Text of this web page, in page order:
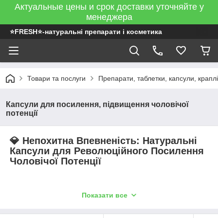
Актуальные цены и срок доставки уточняйте у
менеджера
⭐FRESH⭐-натуральні препарати і косметика
Товари та послуги Препарати, таблетки, капсули,
Капсули для посилення, підвищення чоловічої
потенції
💎 Непохитна Впевненість: Натуральні
Капсули для Революційного Посилення
Чоловічої Потенції
Зниження потенції чи втрата лібідо — це не вирок, а лише
Показати все